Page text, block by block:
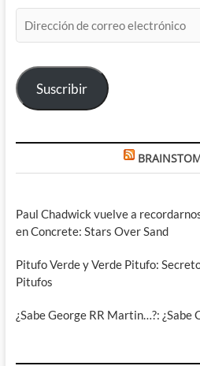
de
electrónico
Suscribir
Paul Chadwick vuelve a
en Concrete: Stars Over Sand
Pitufo Verde y Verde Pitufo:
Pitufos
¿Sabe George RR Martin…?: ¿Sabe